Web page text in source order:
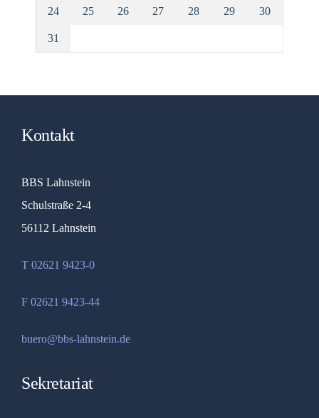
24 25 26 27 28 29 30
31
Kontakt
BBS Lahnstein
Schulstraße 2-4
56112 Lahnstein
T 02621 9423-0
F 02621 9423-44
buero@bbs-lahnstein.de
Sekretariat